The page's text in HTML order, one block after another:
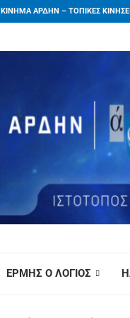
ΚΙΝΗΜΑ ΑΡΔΗΝ – ΤΟΠΙΚΕΣ
ΕΡΜΗΣ Ο ΛΟΓΙΟΣ